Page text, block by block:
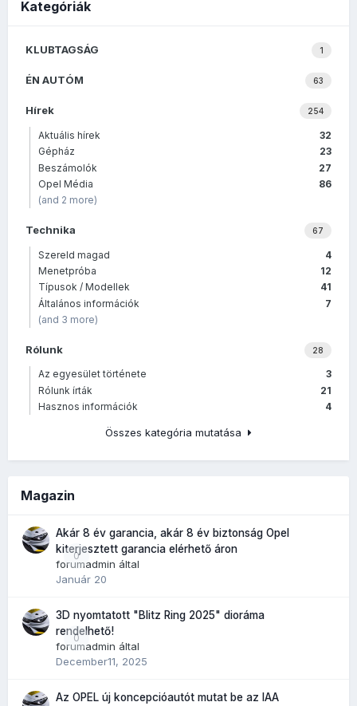
Kategóriák
1
KLUBTAGSÁG
63
ÉN AUTÓM
254
Hírek
32
Aktuális hírek
23
Gépház
27
Beszámolók
86
Opel Média
(and 2 more)
67
Technika
4
Szereld magad
12
Menetpróba
41
Típusok / Modellek
7
Általános információk
(and 3 more)
28
Rólunk
3
Az egyesület története
21
Rólunk írták
4
Hasznos információk
Összes kategória mutatása
Magazin
0
Akár 8 év garancia, akár 8 év biztonság Opel
kiterjesztett garancia elérhető áron
forumadmin által
Január 20
0
3D nyomtatott "Blitz Ring 2025" dioráma
rendelhető!
forumadmin által
December11, 2025
Az OPEL új koncepcióautót mutat be az IAA